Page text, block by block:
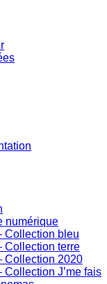
numérique
Collection bleu
Collection terre
Collection 2020
Collection J’me fais